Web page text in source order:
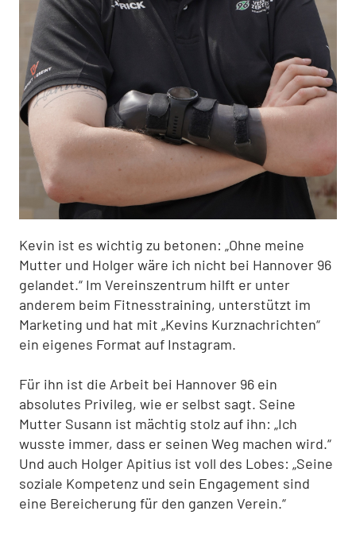
Kevin ist es wichtig zu betonen: „Ohne meine
Mutter und Holger wäre ich nicht bei Hannover 96
gelandet.“ Im Vereinszentrum hilft er unter
anderem beim Fitnesstraining, unterstützt im
Marketing und hat mit „Kevins Kurznachrichten“
ein eigenes Format auf Instagram.
Für ihn ist die Arbeit bei Hannover 96 ein
absolutes Privileg, wie er selbst sagt. Seine
Mutter Susann ist mächtig stolz auf ihn: „Ich
wusste immer, dass er seinen Weg machen wird.“
Und auch Holger Apitius ist voll des Lobes: „Seine
soziale Kompetenz und sein Engagement sind
eine Bereicherung für den ganzen Verein.“